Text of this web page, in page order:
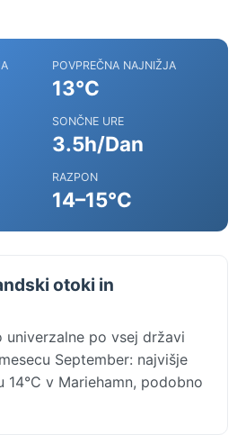
POVPREČNA NAJNIŽJA
13°C
SONČNE URE
3.5h/Dan
RAZPON
14–15°C
otoki in
univerzalne po vsej državi
September: najvišje
14°C v Mariehamn, podobno